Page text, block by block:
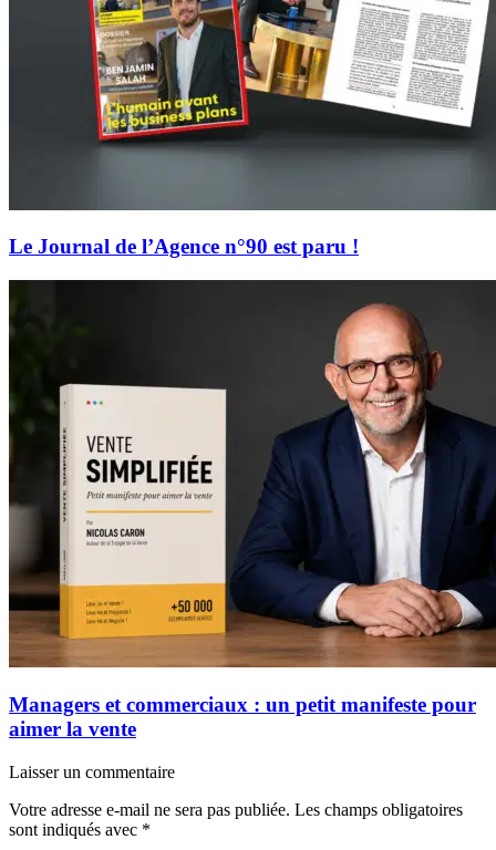
Le Journal de l’Agence n°90 est paru !
Managers et commerciaux : un petit manifeste pour
aimer la vente
Laisser un commentaire
Votre adresse e-mail ne sera pas publiée. Les champs obligatoires
sont indiqués avec *